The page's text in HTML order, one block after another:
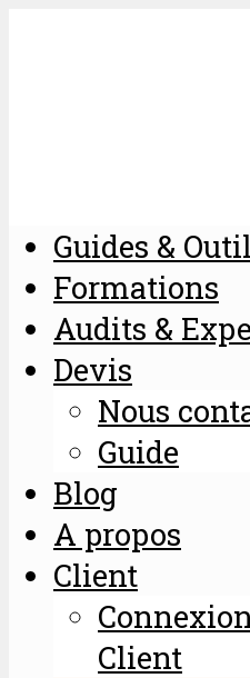
Guides &
Formations
Audits &
Devis
Nous
Guide
Blog
A propos
Client
Client